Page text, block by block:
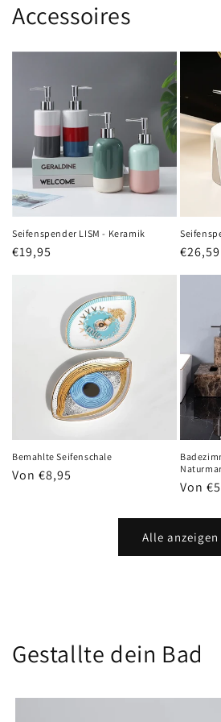
Accessoires
Seifenspender LISM - Keramik
Normaler
€19,95 €26,59
Bemahlte Seifenschale
Normaler
Von €8,95
Von
Alle anzeigen
Gestallte dein Bad